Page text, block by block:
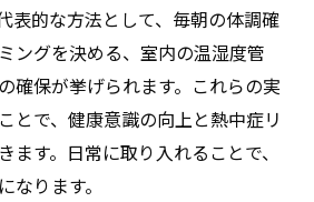
表的な方法として、毎朝の体調確
ングを決める、室内の温湿度管
確保が挙げられます。これらの実
とで、健康意識の向上と熱中症リ
ます。日常に取り入れることで、
なります。